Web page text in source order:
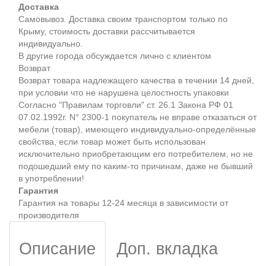
Доставка
Самовывоз. Доставка своим транспортом только по
Крыму, стоимость доставки рассчитывается
индивидуально.
В другие города обсуждается лично с клиентом
Возврат
Возврат товара надлежащего качества в течении 14 дней,
при условии что не нарушена целостность упаковки
Согласно "Правилам торговли" ст. 26.1 Закона РФ 01
07.02.1992г. N° 2300-1 покупатель не вправе отказаться от
мебели (товар), имеющего индивидуально-определённые
свойства, если товар может быть использован
исключительно приобретающим его потребителем, но не
подошедший eмy по каким-то причинам, даже не бывший
в употреблении!
Гарантия
Гарантия на товары 12-24 месяца в зависимости от
производителя
Описание Доп. вкладка